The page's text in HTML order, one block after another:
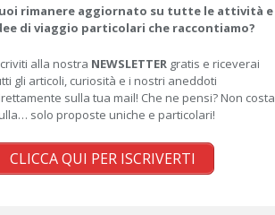
rimanere aggiornato su tutte le attività e
di viaggio particolari che raccontiamo?
alla nostra NEWSLETTER gratis e riceverai
gli articoli, curiosità e i nostri aneddoti
sulla tua mail! Che ne pensi? Non costa
solo proposte uniche e particolari!
CLICCA QUI PER ISCRIVERTI